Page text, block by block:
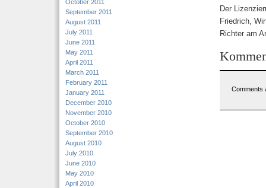
October 2011
September 2011
August 2011
July 2011
June 2011
May 2011
April 2011
March 2011
February 2011
January 2011
December 2010
November 2010
October 2010
September 2010
August 2010
July 2010
June 2010
May 2010
April 2010
Der
Friedrich,
Richter am
Comments